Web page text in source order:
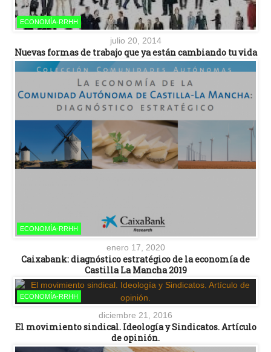
ECONOMÍA-RRHH
julio 20, 2014
Nuevas formas de trabajo que ya están cambiando tu vida
ECONOMÍA-RRHH
enero 17, 2020
Caixabank: diagnóstico estratégico de la economía de
Castilla La Mancha 2019
ECONOMÍA-RRHH
diciembre 21, 2016
El movimiento sindical. Ideología y Sindicatos. Artículo
de opinión.